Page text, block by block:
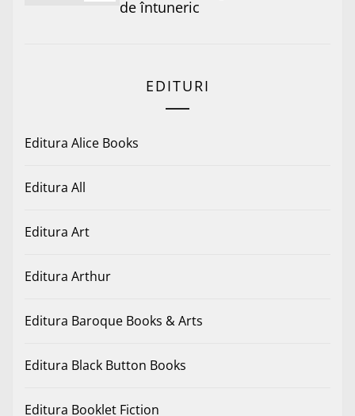
de întuneric
EDITURI
Editura Alice Books
Editura All
Editura Art
Editura Arthur
Editura Baroque Books & Arts
Editura Black Button Books
Editura Booklet Fiction